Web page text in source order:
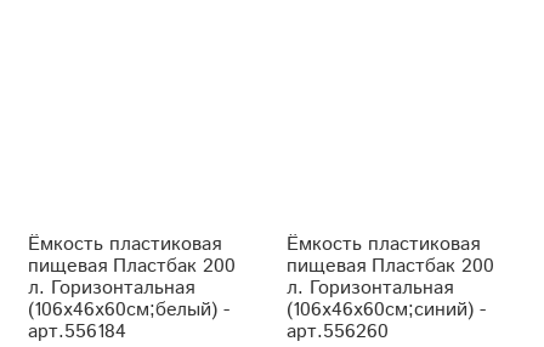
Ёмкость пластиковая
пищевая Пластбак 200
л. Горизонтальная
(106x46x60см;белый) -
арт.556184
Ёмкость пластиковая
пищевая Пластбак 200
л. Горизонтальная
(106x46x60см;синий) -
арт.556260